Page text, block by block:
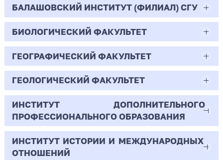
БАЛАШОВСКИЙ ИНСТИТУТ (ФИЛИАЛ) СГУ
44.03.02
Психолого-педагогическое образование
Очная | Бакалавр
Всего бюджетных мест - 10
Бюджет/
Общие места
Профиль: Практическая
психология образования
БИОЛОГИЧЕСКИЙ ФАКУЛЬТЕТ
06.03.01
Биология
Очная | Бакалавр
Всего бюджетных мест - 50
Бюджет/Общие места
ГЕОГРАФИЧЕСКИЙ ФАКУЛЬТЕТ
05.03.02
География
Очная | Бакалавр
Всего бюджетных мест - 15
ГЕОЛОГИЧЕСКИЙ ФАКУЛЬТЕТ
05.03.01
Геология
Очная | Бакалавр
ИНСТИТУТ ДОПОЛНИТЕЛЬНОГО
ПРОФЕССИОНАЛЬНОГО ОБРАЗОВАНИЯ
38.03.02
ИНСТИТУТ ИСТОРИИ И МЕЖДУНАРОДНЫХ
ОТНОШЕНИЙ